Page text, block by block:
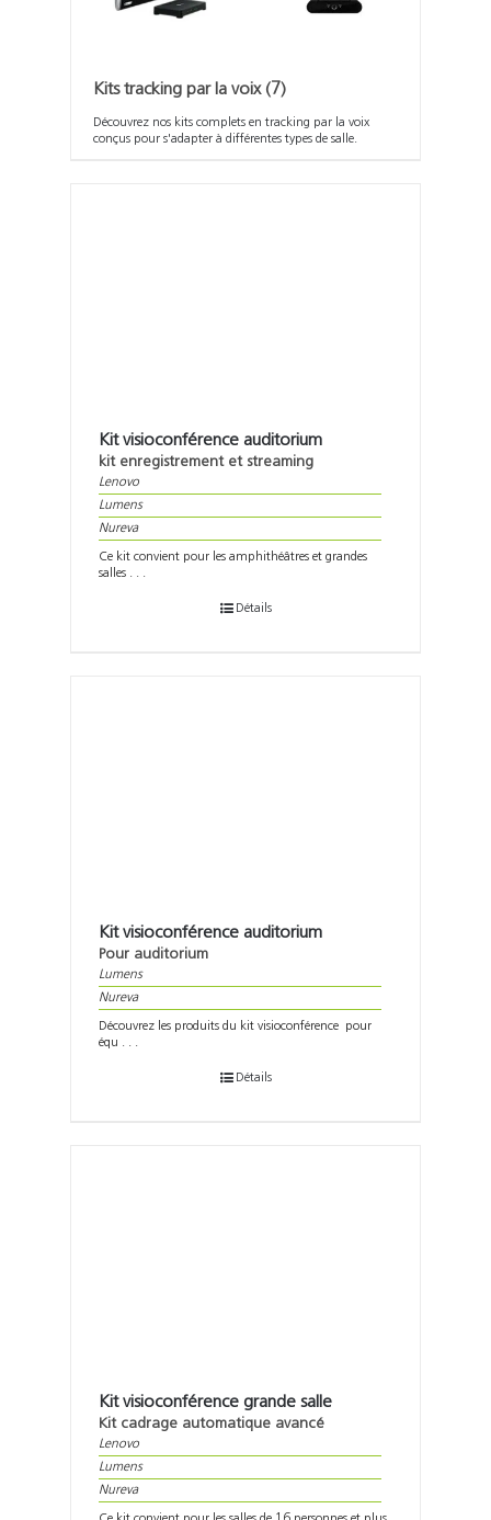
Kits tracking par la voix (7)
Découvrez nos kits complets en tracking par la voix
conçus pour s'adapter à différentes types de salle.
Kit visioconférence auditorium
kit enregistrement et streaming
Lenovo
Lumens
Nureva
Ce kit convient pour les amphithéâtres et grandes
salles . . .
Détails
Kit visioconférence auditorium
Pour auditorium
Lumens
Nureva
Découvrez les produits du kit visioconférence pour
équ . . .
Détails
Kit visioconférence grande salle
Kit cadrage automatique avancé
Lenovo
Lumens
Nureva